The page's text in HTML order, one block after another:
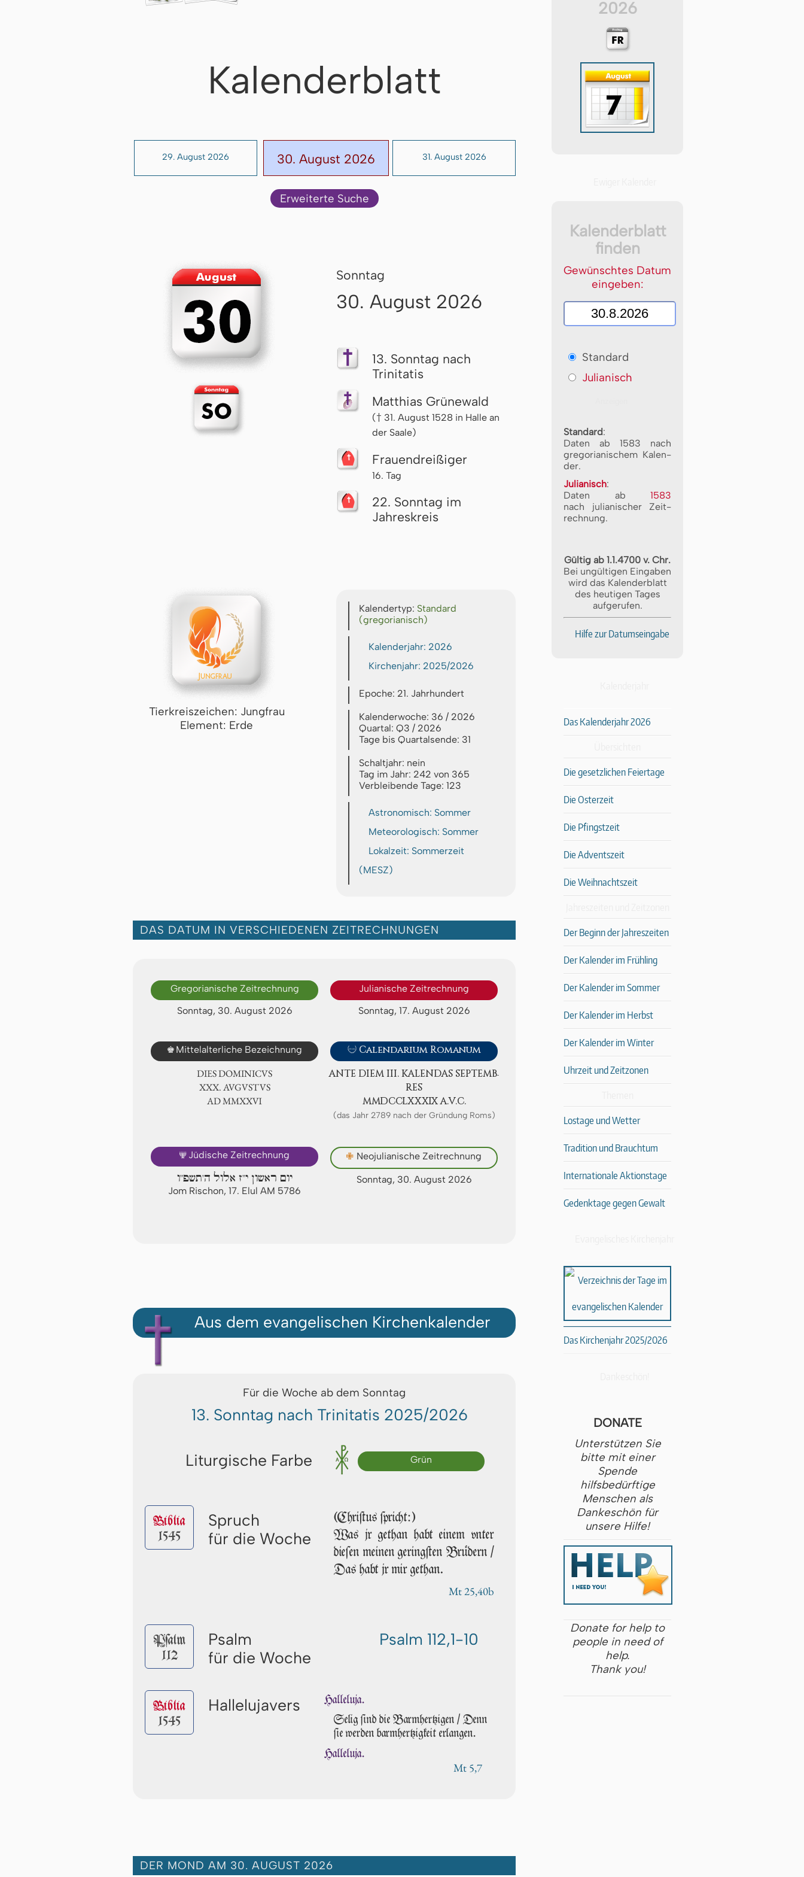
Kalenderblatt
29. August 2026 30. August 2026 31. August 2026
Erweiterte Suche
Sonntag
30. August 2026
13. Sonntag nach
Trinitatis
Matthias Grünewald
(† 31. August 1528 in Halle an
der Saale)
Frau­en­drei­ßi­ger
16. Tag
22. Sonntag im
Jahreskreis
Tierkreiszeichen: Jungfrau
Element: Erde
Kalendertyp: Standard
(gregorianisch)
Kalenderjahr: 2026
Kirchenjahr: 2025/2026
Epoche: 21. Jahrhundert
Kalenderwoche: 36 / 2026
Quartal: Q3 / 2026
Tage bis Quartalsende: 31
Schaltjahr: nein
Tag im Jahr: 242 von 365
Verbleibende Tage: 123
Astronomisch: Sommer
Meteorologisch: Sommer
Lokalzeit: Sommerzeit
(MESZ)
DAS DATUM IN VERSCHIEDENEN ZEITRECHNUNGEN
Gregorianische Zeitrechnung
Sonntag, 30. August 2026
Julianische Zeitrechnung
Sonntag, 17. August 2026
♚ Mittelalterliche Bezeichnung
DIES DOMINICUS
ⅩⅩⅩ. AVGVSTVS
AD ⅯⅯⅩⅩⅥ
 Calendarium Romanum
ANTE DIEM III. KA­LEN­DAS SEP­TEMB­
RES
ⅯⅯⅮⅭⅭⅬⅩⅩⅩⅨ A.V.C.
(das Jahr 2789 nach der Gründung Roms)
🕎 Jüdische Zeitrechnung
יום ראשון י"ז אלול ה'תשפ"ו
Jom Rischon, 17. Elul AM 5786
✙ Neojulianische Zeitrechnung
Sonntag, 30. August 2026
Aus dem evangelischen Kirchenkalender
Für die Woche ab dem Sonntag
13. Sonntag nach Trinitatis 2025/2026
Liturgische Farbe Grün
Biblia
1545
Spruch
für die Woche
(Chriſtus ſpricht:)
Was jr ge­than habt einem vn­ter
die­ſen mei­nen geringſten Brüdern /
Das habt jr mir ge­than.
Mt 25,40b
Pſalm
112
Psalm
für die Woche
Psalm 112,1-10
Biblia
1545
Hallelujavers
Halleluja.
Selig ſind die Barmhertzigen / Denn
ſie wer­den barmhertzigkeit erlangen.
Halleluja.
Mt 5,7
DER MOND AM 30. AUGUST 2026
2026
Kalenderblatt
finden
Gewünschtes Datum
eingeben:
Standard
Julianisch
Standard:
Daten ab 1583 nach
gre­go­ri­a­ni­schem Ka­len­
der.
Julianisch:
Daten ab 1583
nach ju­li­a­ni­scher Zeit­
rech­nung.
Gültig ab 1.1.4700 v. Chr.
Bei ungültigen Eingaben
wird das Kalenderblatt
des heutigen Tages
aufgerufen.
Hilfe zur Datumseingabe
Das Kalenderjahr 2026
Die gesetzlichen Feiertage
Die Osterzeit
Die Pfingstzeit
Die Adventszeit
Die Weihnachtszeit
Der Beginn der Jahreszeiten
Der Kalender im Frühling
Der Kalender im Sommer
Der Kalender im Herbst
Der Kalender im Winter
Uhrzeit und Zeitzonen
Lostage und Wetter
Tradition und Brauchtum
Internationale Aktionstage
Gedenktage gegen Gewalt
Das Kirchenjahr 2025/2026
DONATE
Unterstützen Sie
bitte mit einer
Spende
hilfsbedürftige
Menschen als
Dankeschön für
unsere Hilfe!
Donate for help to
people in need of
help.
Thank you!